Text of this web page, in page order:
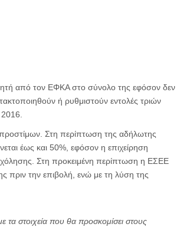
από τον ΕΦΚΑ στο σύνολο της εφόσον δεν
ή ρυθμιστούν εντολές τριών
2016.
προστίμων. Στη περίπτωση της αδήλωτης
έως και 50%, εφόσον η επιχείρηση
Στη προκειμένη περίπτωση η ΕΣΕΕ
πριν την επιβολή, ενώ με τη λύση της
στοιχεία που θα προσκομίσει στους